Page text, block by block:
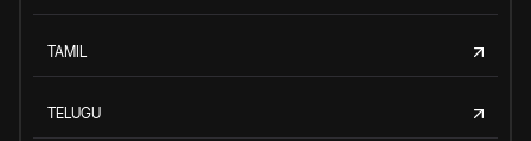
TAMIL
TELUGU